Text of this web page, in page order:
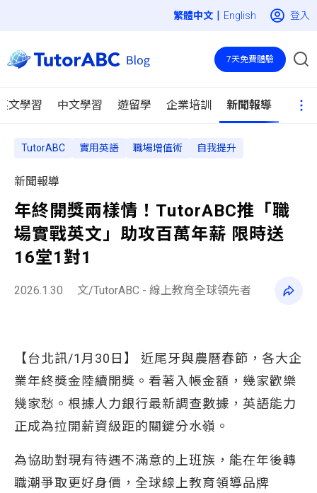
| English 登入
文學習 中文學習 遊留學 企業培訓 新聞報導
7天免費體驗
TutorABC 實用英語 職場增值術 自我提升
新聞報導
年終開獎兩樣情！TutorABC推「職
場實戰英文」助攻百萬年薪 限時送
16堂1對1
2026.1.30 文/TutorABC - 線上教育全球領先者
【台北訊/1月30日】 近尾牙與農曆春節，各大企
業年終獎金陸續開獎。看著入帳金額，幾家歡樂
幾家愁。根據人力銀行最新調查數據，英語能力
正成為拉開薪資級距的關鍵分水嶺。
為協助對現有待遇不滿意的上班族，能在年後轉
職潮爭取更好身價，全球線上教育領導品牌